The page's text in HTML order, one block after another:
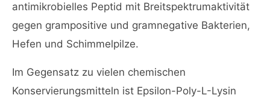
antimikrobielles Peptid mit Breitspektrumaktivität
gegen grampositive und gramnegative Bakterien,
Hefen und Schimmelpilze.
Im Gegensatz zu vielen chemischen
Konservierungsmitteln ist Epsilon-Poly-L-Lysin